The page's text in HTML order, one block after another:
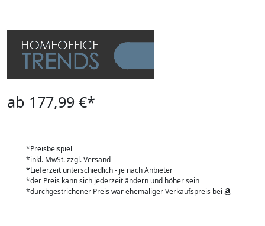
ab 177,99 €*
*Preisbeispiel
*inkl. MwSt. zzgl. Versand
*Lieferzeit unterschiedlich - je nach Anbieter
*der Preis kann sich jederzeit ändern und höher sein
*durchgestrichener Preis war ehemaliger Verkaufspreis bei